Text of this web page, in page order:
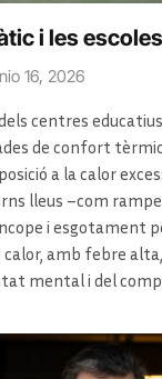
i les escoles
16, 2026
centres
de confort
a la calor
lleus –com
i esgotament
calor, amb febre
mental i del